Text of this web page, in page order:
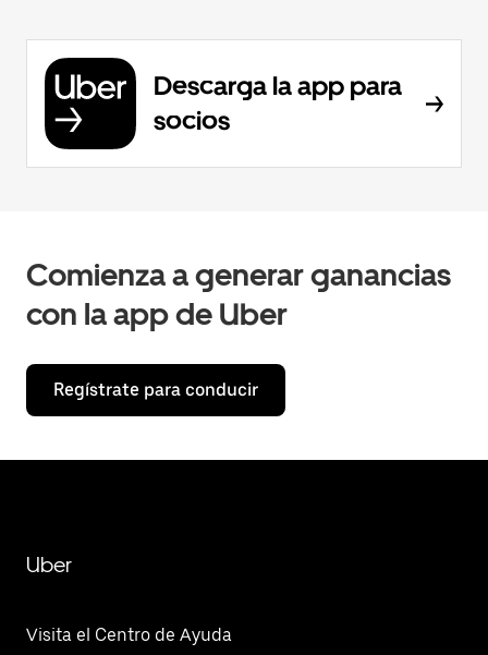
Descarga la app para
socios
Comienza a generar ganancias
con la app de Uber
Regístrate para conducir
Uber
Visita el Centro de Ayuda